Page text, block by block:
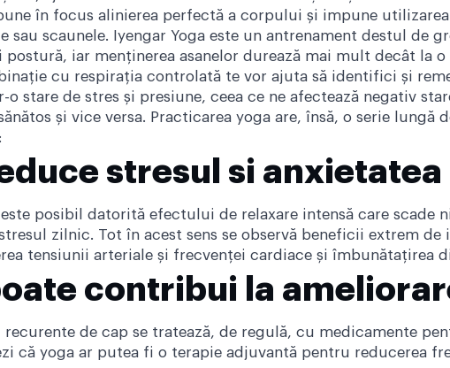
în focus alinierea perfectă a corpului și impune
sau scaunele. Iyengar Yoga este un antrenament destul de
postură, iar menținerea asanelor durează mai mult decât la
cu respirația controlată te vor ajuta să identifici și
stare de stres și presiune, ceea ce ne afectează negativ
și vice versa. Practicarea yoga are, însă, o serie
stresul si anxietatea
posibil datorită efectului de relaxare intensă care scade
zilnic. Tot în acest sens se observă beneficii extrem
tensiunii arteriale și frecvenței cardiace și îmbunătațirea
contribui la
recurente de cap se tratează, de regulă, cu medicamente
că yoga ar putea fi o terapie adjuvantă pentru reducerea